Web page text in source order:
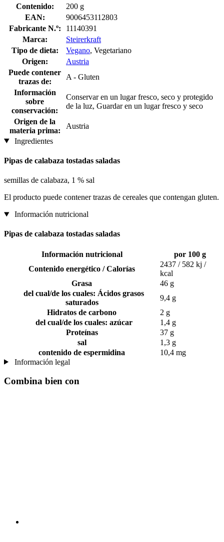
Contenido:
200 g
EAN:
9006453112803
Fabricante N.º:
11140391
Marca:
Steirerkraft
Tipo de dieta:
Vegano, Vegetariano
Origen:
Austria
Puede contener
trazas de:
A - Gluten
Información
sobre
conservación:
Conservar en un lugar fresco, seco y protegido
de la luz, Guardar en un lugar fresco y seco
Origen de la
materia prima:
Austria
Ingredientes
Pipas de calabaza tostadas saladas
semillas de calabaza, 1 % sal
El producto puede contener trazas de cereales que contengan gluten.
Información nutricional
Pipas de calabaza tostadas saladas
Información nutricional
por 100 g
Contenido energético / Calorías
2437 / 582 kj /
kcal
Grasa
46 g
del cual/de los cuales: Ácidos grasos
saturados
9,4 g
Hidratos de carbono
2 g
del cual/de los cuales: azúcar
1,4 g
Proteínas
37 g
sal
1,3 g
contenido de espermidina
10,4 mg
Información legal
Combina bien con